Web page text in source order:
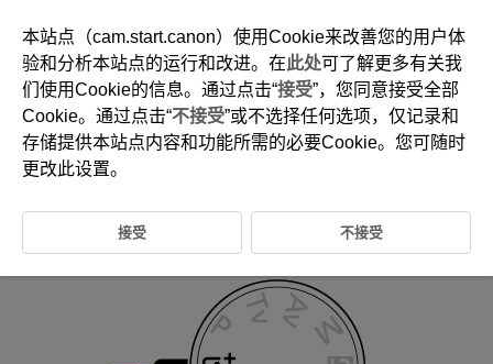
D292-025
基本拍摄区
在基本拍摄区模式下，摄像机会自动设定多种功能来实现全自动拍摄。
本站点（cam.start.canon）使用Cookie来改善您的用户体
验和分析本站点的运行和改进。在此处可了解更多有关我
们使用Cookie的信息。通过点击“接受”，您同意接受全部
Cookie。通过点击“不接受”或不选择任何选项，仅记录和
存储提供本站点内容和功能所需的必要Cookie。您可随时
更改此设置。
接受 不接受